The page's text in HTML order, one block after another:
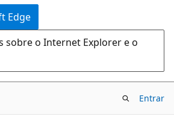
Edge
sobre o Internet Explorer e o
Entrar